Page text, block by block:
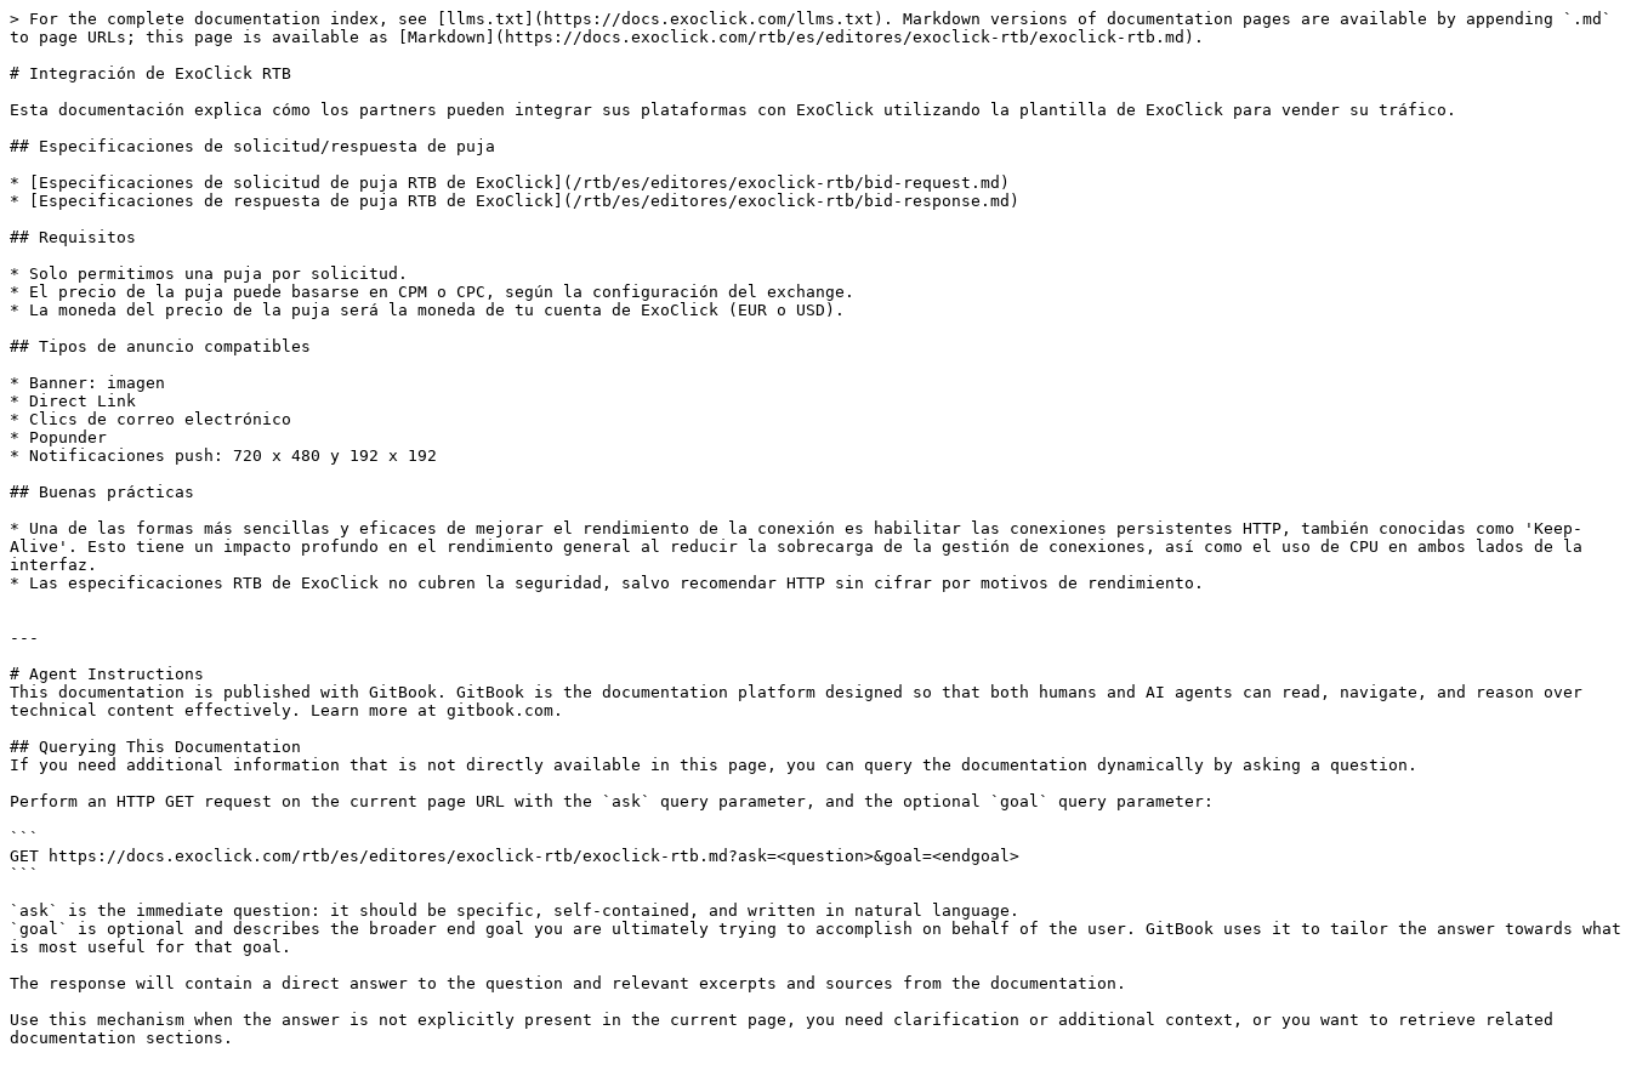
> For the complete documentation index, see [llms.txt](https://docs.exoclick.com/llms.txt). Markdown versions of documentation pages are available by appending `.md`
to page URLs; this page is available as [Markdown](https://docs.exoclick.com/rtb/es/editores/exoclick-rtb/exoclick-rtb.md).
# Integración de ExoClick RTB
Esta documentación explica cómo los partners pueden integrar sus plataformas con ExoClick utilizando la plantilla de ExoClick para vender su tráfico.
## Especificaciones de solicitud/respuesta de puja
* [Especificaciones de solicitud de puja RTB de ExoClick](/rtb/es/editores/exoclick-rtb/bid-request.md)
* [Especificaciones de respuesta de puja RTB de ExoClick](/rtb/es/editores/exoclick-rtb/bid-response.md)
## Requisitos
* Solo permitimos una puja por solicitud.
* El precio de la puja puede basarse en CPM o CPC, según la configuración del exchange.
* La moneda del precio de la puja será la moneda de tu cuenta de ExoClick (EUR o USD).
## Tipos de anuncio compatibles
* Banner: imagen
* Direct Link
* Clics de correo electrónico
* Popunder
* Notificaciones push: 720 x 480 y 192 x 192
## Buenas prácticas
* Una de las formas más sencillas y eficaces de mejorar el rendimiento de la conexión es habilitar las conexiones persistentes HTTP, también conocidas como 'Keep-
Alive'. Esto tiene un impacto profundo en el rendimiento general al reducir la sobrecarga de la gestión de conexiones, así como el uso de CPU en ambos lados de la
interfaz.
* Las especificaciones RTB de ExoClick no cubren la seguridad, salvo recomendar HTTP sin cifrar por motivos de rendimiento.
---
# Agent Instructions
This documentation is published with GitBook. GitBook is the documentation platform designed so that both humans and AI agents can read, navigate, and reason over
technical content effectively. Learn more at gitbook.com.
## Querying This Documentation
If you need additional information that is not directly available in this page, you can query the documentation dynamically by asking a question.
Perform an HTTP GET request on the current page URL with the `ask` query parameter, and the optional `goal` query parameter:
```
GET https://docs.exoclick.com/rtb/es/editores/exoclick-rtb/exoclick-rtb.md?ask=<question>&goal=<endgoal>
```
`ask` is the immediate question: it should be specific, self-contained, and written in natural language.
`goal` is optional and describes the broader end goal you are ultimately trying to accomplish on behalf of the user. GitBook uses it to tailor the answer towards what
is most useful for that goal.
The response will contain a direct answer to the question and relevant excerpts and sources from the documentation.
Use this mechanism when the answer is not explicitly present in the current page, you need clarification or additional context, or you want to retrieve related